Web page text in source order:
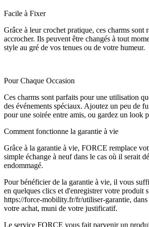
​Facile à Fixer​
Grâce à leur crochet pratique, ces charms sont
accrocher. Ils peuvent être changés à tout
style au gré de vos tenues ou de votre humeur.​
​Pour Chaque Occasion​
Ces charms sont parfaits pour une utilisation
des événements spéciaux. Ajoutez un peu de
pour une soirée entre amis, ou gardez un look
Comment fonctionne la garantie à vie
Grâce à la garantie à vie, FORCE remplace
simple échange à neuf dans le cas où il serait
endommagé.
Pour bénéficier de la garantie à vie, il vous
en quelques clics et d'enregistrer votre produit
https://force-mobility.fr/fr/utiliser-garantie,
votre achat, muni de votre justificatif.
Le service FORCE vous fait parvenir un